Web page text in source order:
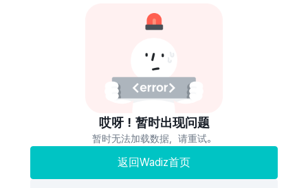
哎呀！暂时出现问题
暂时无法加载数据，请重试。
返回Wadiz首页